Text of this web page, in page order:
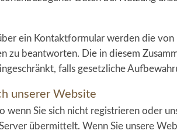
ein Kontaktformular werden die
zu beantworten. Die in diesem
falls gesetzliche
unserer Website
wenn Sie sich nicht registrieren oder
übermittelt. Wenn Sie unsere